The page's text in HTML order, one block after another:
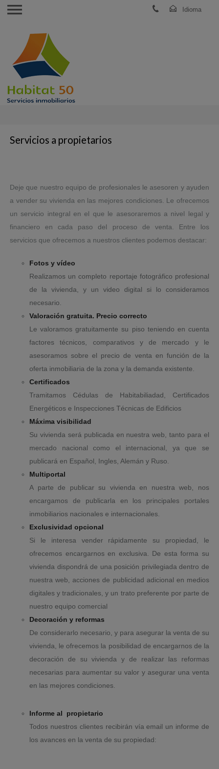
Servicios a propietarios
Deje que nuestro equipo de profesionales le asesoren y ayuden
a vender su vivienda en las mejores condiciones. Le ofrecemos
un servicio integral en el que le asesoraremos a nivel legal y
financiero en cada paso del proceso de venta. Entre los
servicios que ofrecemos a nuestros clientes podemos destacar:
Fotos y vídeo
Realizamos un completo reportaje fotográfico profesional
de la vivienda, y un video digital si lo consideramos
necesario.
Valoración gratuita. Precio correcto
Le valoramos gratuitamente su piso teniendo en cuenta
factores técnicos, comparativos y de mercado y le
asesoramos sobre el precio de venta en función de la
oferta inmobiliaria de la zona y la demanda existente.
Certificados
Tramitamos Cédulas de Habitabiliadad, Certificados
Energéticos e Inspecciones Técnicas de Edificios
Máxima visibilidad
Su vivienda será publicada en nuestra web, tanto para el
mercado nacional como el internacional, ya que se
publicará en Español, Ingles, Alemán y Ruso.
Multiportal
A parte de publicar su vivienda en nuestra web, nos
encargamos de publicarla en los principales portales
inmobiliarios nacionales e internacionales.
Exclusividad opcional
Si le interesa vender rápidamente su propiedad, le
ofrecemos encargarnos en exclusiva. De esta forma su
vivienda dispondrá de una posición privilegiada dentro de
nuestra web, acciones de publicidad adicional en medios
digitales y tradicionales, y un trato preferente por parte de
nuestro equipo comercial
Decoración y reformas
De considerarlo necesario, y para asegurar la venta de su
vivienda, le ofrecemos la posibilidad de encargarnos de la
decoración de su vivienda y de realizar las reformas
necesarias para aumentar su valor y asegurar una venta
en las mejores condiciones.
Informe al propietario
Todos nuestros clientes recibirán vía email un informe de
los avances en la venta de su propiedad: